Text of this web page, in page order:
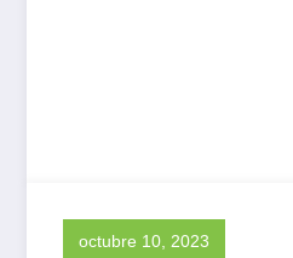
octubre 10, 2023